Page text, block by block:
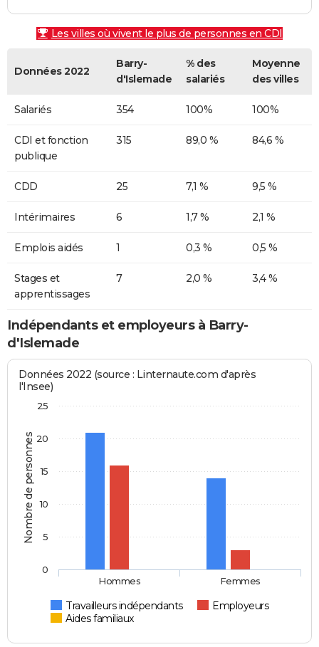
Les villes où vivent le plus de personnes en CDI
Données 2022
Barry-
d'Islemade
% des
salariés
Moyenne
des villes
Salariés 354 100% 100%
CDI et fonction
publique
315 89,0 % 84,6 %
CDD 25 7,1 % 9,5 %
Intérimaires 6 1,7 % 2,1 %
Emplois aidés 1 0,3 % 0,5 %
Stages et
apprentissages
7 2,0 % 3,4 %
Indépendants et employeurs à Barry-
d'Islemade
Nombre de personnes
Données 2022 (source : Linternaute.com d'après
l'Insee)
Travailleurs indépendants
Employeurs
Aides familiaux
Hommes Femmes
0
5
10
15
20
25